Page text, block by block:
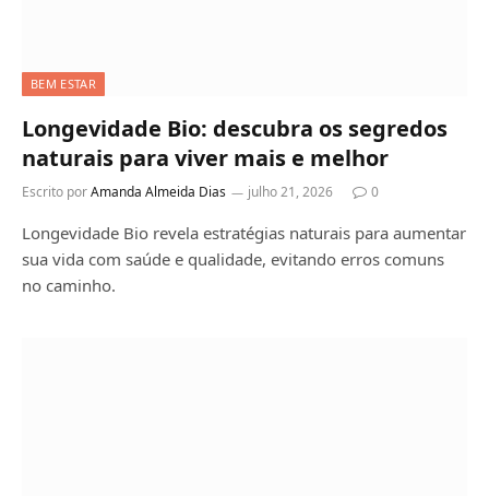
BEM ESTAR
Longevidade Bio: descubra os segredos
naturais para viver mais e melhor
Escrito porAmanda Almeida Dias julho 21, 2026 0
Longevidade Bio revela estratégias naturais para aumentar
sua vida com saúde e qualidade, evitando erros comuns
no caminho.